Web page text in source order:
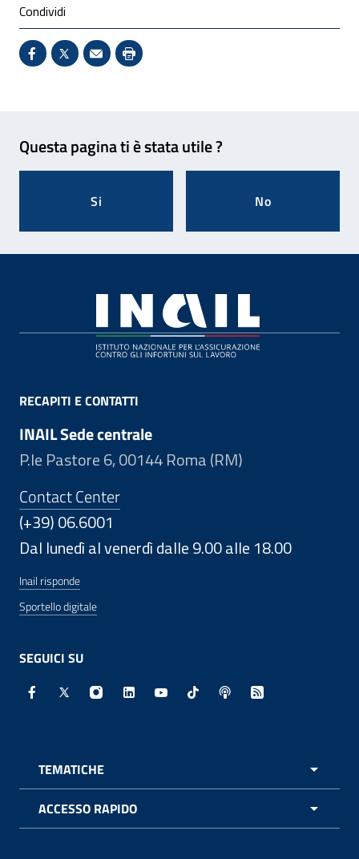
Condividi
Condividi su Facebook - Sito esterno - Apertura in
X - Sito esterno - Apertura in nuova finestra
Invio Mail: apre il programma di posta
Stampa pagina: scelta meno
Questa pagina ti è stata utile ?
Si No
RECAPITI E CONTATTI
INAIL Sede centrale
P.le Pastore 6, 00144 Roma (RM)
Contact Center
(+39) 06.6001
Dal lunedì al venerdì dalle 9.00 alle 18.00
Inail risponde
Sportello digitale
SEGUICI SU
Facebook - Sito esterno - Apertura in nuova finestra
X - Sito esterno - Apertura in nuova finestra
Instagram - Sito esterno - Apertura in
Linkedin - Sito esterno - Apertura in
Youtube - Sito esterno -
TikTok - Sito esterno -
Spreaker - Sito
Feed RSS -
TEMATICHE
ACCESSO RAPIDO